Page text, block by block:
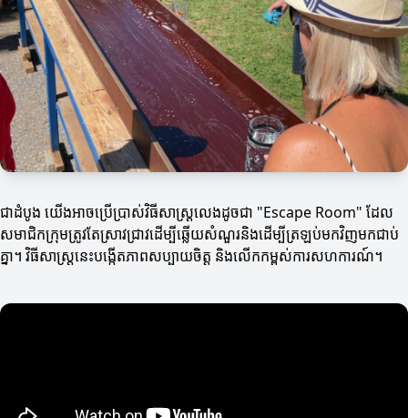
ជាដំបូង យើងអាចប្រើប្រាស់វិធីសាស្ត្រលេងដូចជា "Escape Room" ដែល
សមាជិកក្រុមត្រូវតែស្រាវជ្រាវដើម្បីឆ្លើយសំណួរនិងដើម្បីត្រឡប់មកវិញមកជាប់
គ្នា។ វិធីសាស្ត្រនេះបង្កើតភាពសប្បាយចិត្ត និងលើកកម្ពស់ការសហការណ៍។